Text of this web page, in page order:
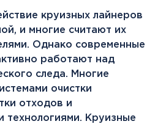
круизных лайнеров
и многие считают их
Однако современные
работают над
следа. Многие
очистки
отходов и
технологиями. Круизные